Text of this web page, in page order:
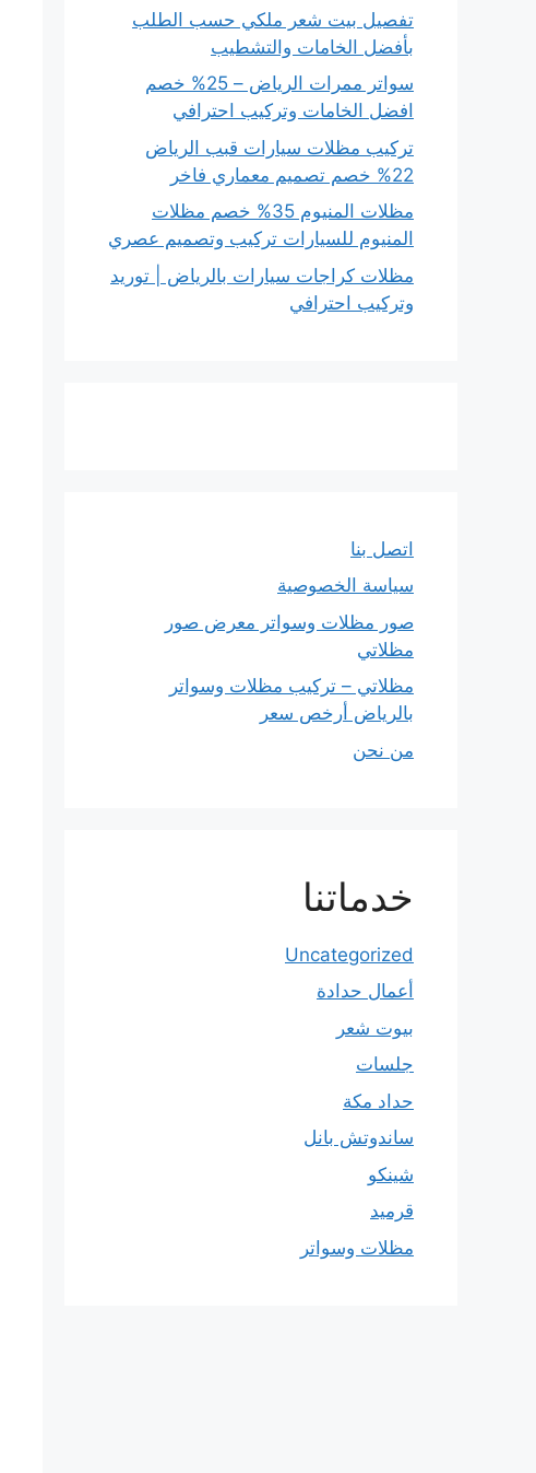
تفصيل بيت شعر ملكي حسب الطلب
بأفضل الخامات والتشطيب
سواتر ممرات الرياض – 25% خصم
افضل الخامات وتركيب احترافي
تركيب مظلات سيارات قبب الرياض
22% خصم تصميم معماري فاخر
مظلات المنيوم 35% خصم مظلات
المنيوم للسيارات تركيب وتصميم عصري
مظلات كراجات سيارات بالرياض | توريد
وتركيب احترافي
اتصل بنا
سياسة الخصوصية
صور مظلات وسواتر معرض صور
مظلاتي
مظلاتي – تركيب مظلات وسواتر
بالرياض أرخص سعر
من نحن
خدماتنا
Uncategorized
أعمال حدادة
بيوت شعر
جلسات
حداد مكة
ساندوتش بانل
شينكو
قرميد
مظلات وسواتر